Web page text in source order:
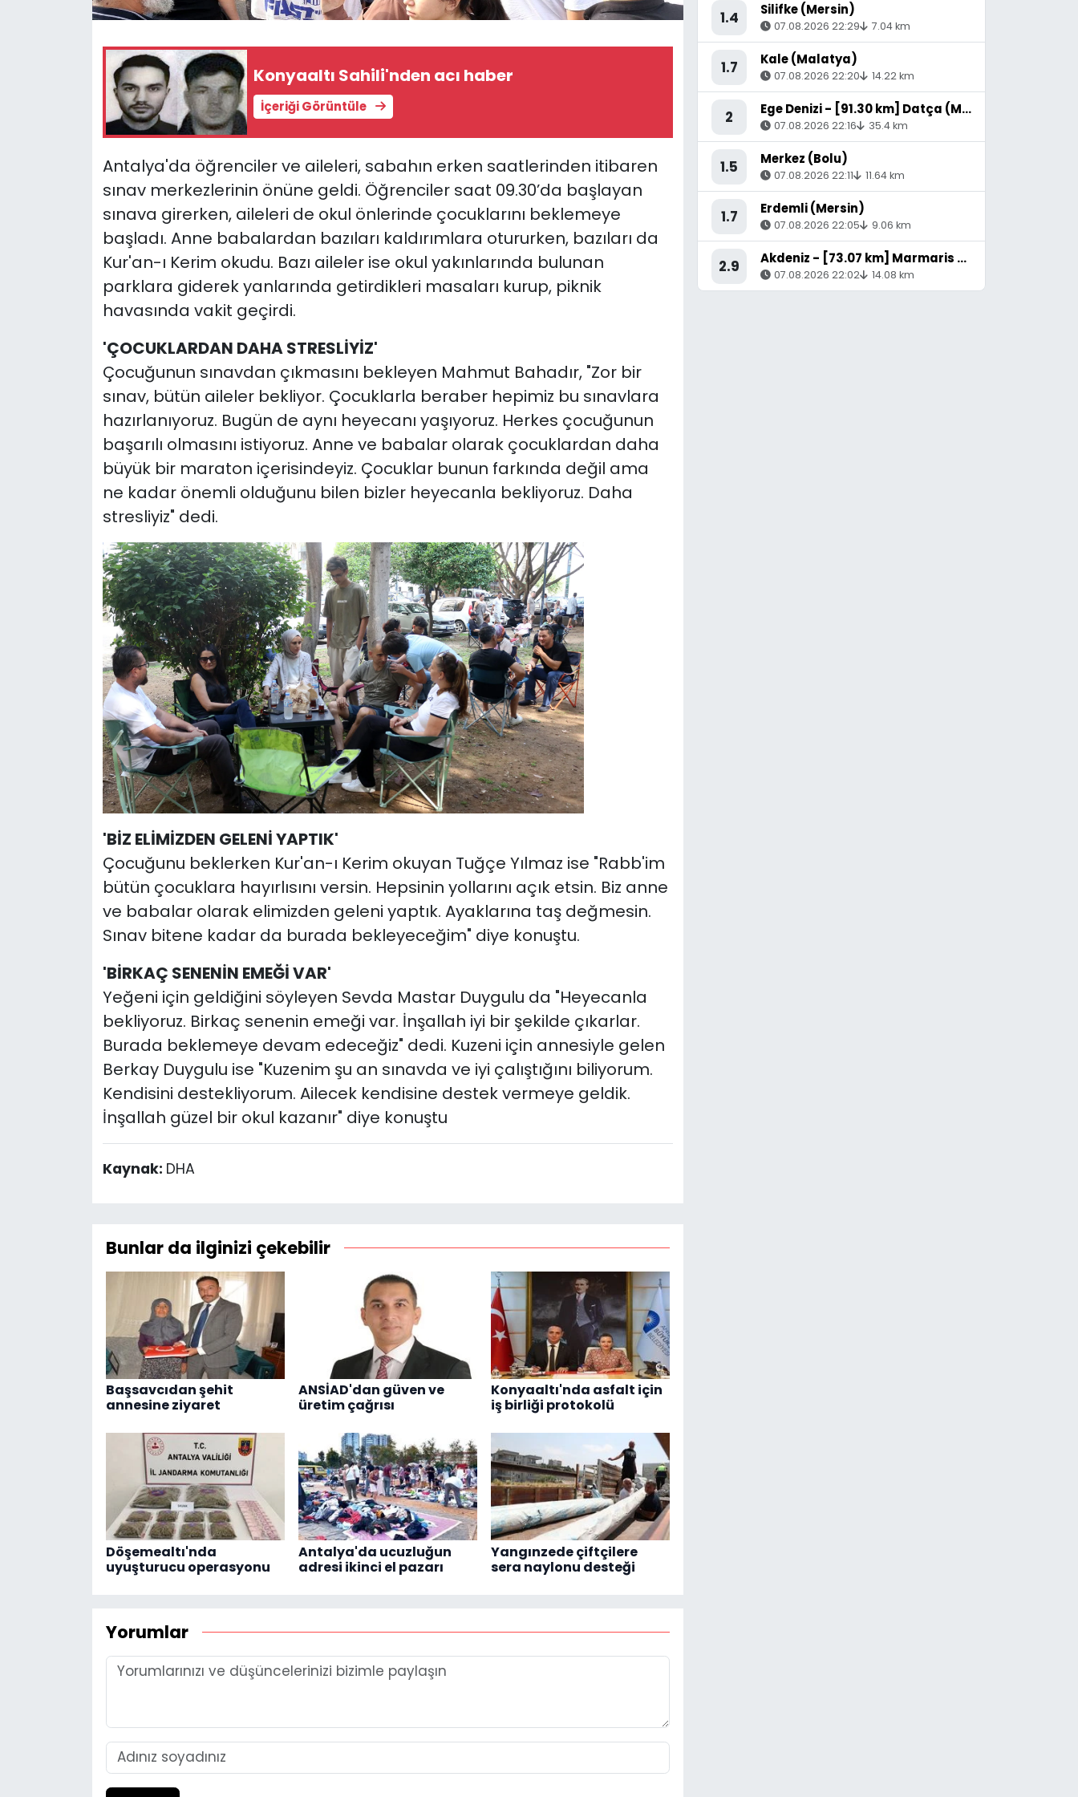
Konyaaltı Sahili'nden acı haber
İçeriği Görüntüle
Antalya'da öğrenciler ve aileleri, sabahın erken saatlerinden itibaren
sınav merkezlerinin önüne geldi. Öğrenciler saat 09.30’da başlayan
sınava girerken, aileleri de okul önlerinde çocuklarını beklemeye
başladı. Anne babalardan bazıları kaldırımlara otururken, bazıları da
Kur'an-ı Kerim okudu. Bazı aileler ise okul yakınlarında bulunan
parklara giderek yanlarında getirdikleri masaları kurup, piknik
havasında vakit geçirdi.
'ÇOCUKLARDAN DAHA STRESLİYİZ'
Çocuğunun sınavdan çıkmasını bekleyen Mahmut Bahadır, "Zor bir
sınav, bütün aileler bekliyor. Çocuklarla beraber hepimiz bu sınavlara
hazırlanıyoruz. Bugün de aynı heyecanı yaşıyoruz. Herkes çocuğunun
başarılı olmasını istiyoruz. Anne ve babalar olarak çocuklardan daha
büyük bir maraton içerisindeyiz. Çocuklar bunun farkında değil ama
ne kadar önemli olduğunu bilen bizler heyecanla bekliyoruz. Daha
stresliyiz" dedi.
'BİZ ELİMİZDEN GELENİ YAPTIK'
Çocuğunu beklerken Kur'an-ı Kerim okuyan Tuğçe Yılmaz ise "Rabb'im
bütün çocuklara hayırlısını versin. Hepsinin yollarını açık etsin. Biz anne
ve babalar olarak elimizden geleni yaptık. Ayaklarına taş değmesin.
Sınav bitene kadar da burada bekleyeceğim" diye konuştu.
'BİRKAÇ SENENİN EMEĞİ VAR'
Yeğeni için geldiğini söyleyen Sevda Mastar Duygulu da "Heyecanla
bekliyoruz. Birkaç senenin emeği var. İnşallah iyi bir şekilde çıkarlar.
Burada beklemeye devam edeceğiz" dedi. Kuzeni için annesiyle gelen
Berkay Duygulu ise "Kuzenim şu an sınavda ve iyi çalıştığını biliyorum.
Kendisini destekliyorum. Ailecek kendisine destek vermeye geldik.
İnşallah güzel bir okul kazanır" diye konuştu
Kaynak: DHA
Bunlar da ilginizi çekebilir
Başsavcıdan şehit
annesine ziyaret
ANSİAD'dan güven ve
üretim çağrısı
Konyaaltı'nda asfalt için
iş birliği protokolü
Döşemealtı'nda
uyuşturucu operasyonu
Antalya'da ucuzluğun
adresi ikinci el pazarı
Yangınzede çiftçilere
sera naylonu desteği
Yorumlar
1.4 Silifke (Mersin)
07.08.2026 22:29 7.04 km
1.7 Kale (Malatya)
07.08.2026 22:20 14.22 km
2 Ege Denizi - [91.30 km] Datça (Muğla)
07.08.2026 22:16 35.4 km
1.5 Merkez (Bolu)
07.08.2026 22:11 11.64 km
1.7 Erdemli (Mersin)
07.08.2026 22:05 9.06 km
2.9 Akdeniz - [73.07 km] Marmaris (Muğla)
07.08.2026 22:02 14.08 km